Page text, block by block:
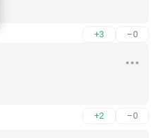
+3 –0
+2 –0